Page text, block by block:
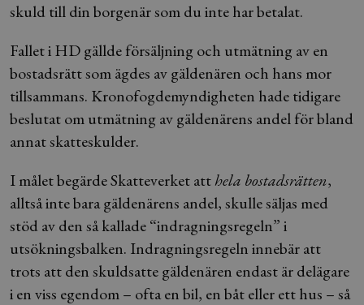
skuld till din borgenär som du inte har betalat.
Fallet i HD gällde försäljning och utmätning av en
bostadsrätt som ägdes av gäldenären och hans mor
tillsammans. Kronofogdemyndigheten hade tidigare
beslutat om utmätning av gäldenärens andel för bland
annat skatteskulder.
I målet begärde Skatteverket atthela bostadsrätten,
alltså inte bara gäldenärens andel, skulle säljas med
stöd av den så kallade “indragningsregeln” i
utsökningsbalken. Indragningsregeln innebär att
trots att den skuldsatte gäldenären endast är delägare
i en viss egendom – ofta en bil, en båt eller ett hus – så